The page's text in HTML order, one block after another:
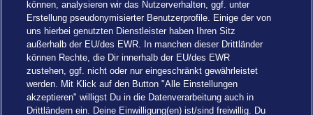
Einstellungen
können, analysieren wir das Nutzerverhalten, ggf. unter
Erstellung pseudonymisierter Benutzerprofile. Einige der von
uns hierbei genutzten Dienstleister haben Ihren Sitz
außerhalb der EU/des EWR. In manchen dieser Drittländer
können Rechte, die Dir innerhalb der EU/des EWR
zustehen, ggf. nicht oder nur eingeschränkt gewährleistet
werden. Mit Klick auf den Button "Alle Einstellungen
akzeptieren" willigst Du in die Datenverarbeitung auch in
Drittländern ein. Deine Einwilligung(en) ist/sind freiwillig. Du